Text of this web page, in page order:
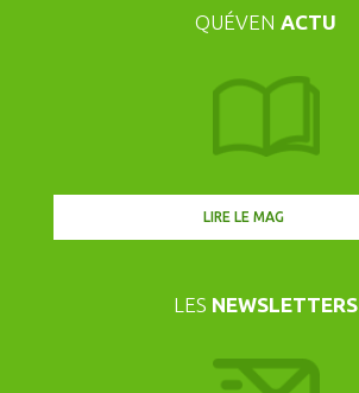
QUÉVEN ACTU
LIRE LE MAG
LES NEWSLETTERS